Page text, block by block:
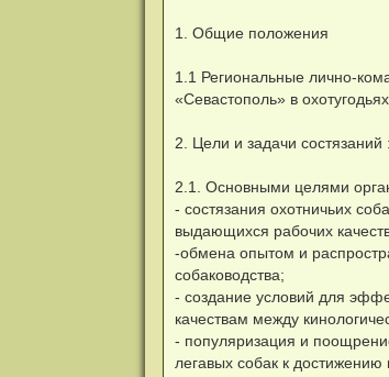
1. Общие положения
1.1 Региональные лично-
«Севастополь» в
2. Цели и задачи состязаний :
2.1. Основными целями
- состязания охотничьих
выдающихся рабочих
-обмена опытом и
собаководства;
- создание условий для
качествам между
- популяризация и
легавых собак к